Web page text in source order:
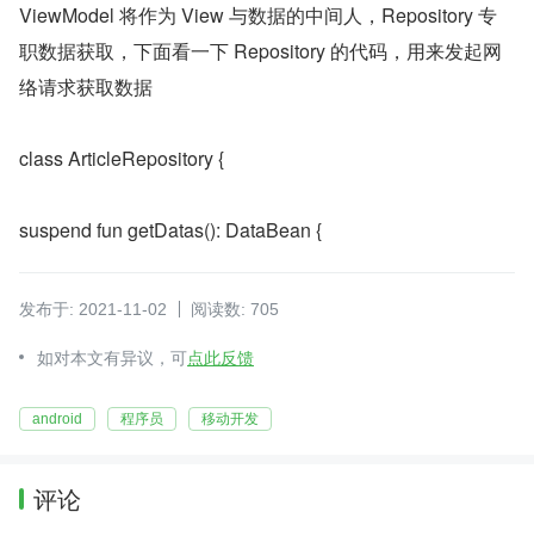
ViewModel 将作为 View 与数据的中间人，Repository 专
职数据获取，下面看一下 Repository 的代码，用来发起网
络请求获取数据
class ArticleRepository {
suspend fun getDatas(): DataBean {
发布于: 2021-11-02 阅读数: 705
如对本文有异议，可点此反馈
android 程序员 移动开发
评论